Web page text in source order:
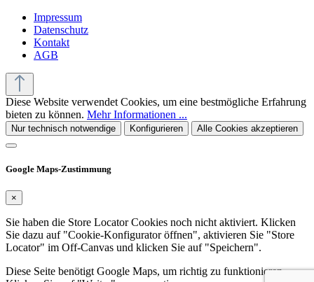
Impressum
Datenschutz
Kontakt
AGB
Diese Website verwendet Cookies, um eine bestmögliche Erfahrung
bieten zu können. Mehr Informationen ...
Nur technisch notwendige Konfigurieren Alle Cookies akzeptieren
Google Maps-Zustimmung
×
Sie haben die Store Locator Cookies noch nicht aktiviert. Klicken
Sie dazu auf "Cookie-Konfigurator öffnen", aktivieren Sie "Store
Locator" im Off-Canvas und klicken Sie auf "Speichern".
Diese Seite benötigt Google Maps, um richtig zu funktionieren.